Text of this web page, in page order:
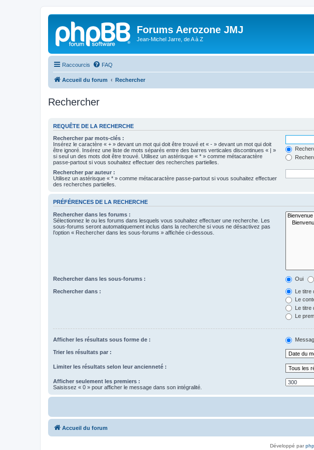
Forums Aerozone JMJ
Jean-Michel Jarre, de A à Z
Raccourcis FAQ
Accueil du forum Rechercher
Rechercher
REQUÊTE DE LA RECHERCHE
Rechercher par mots-clés :
Insérez le caractère « + » devant un mot qui doit être trouvé et « - » devant un mot qui doit
être ignoré. Insérez une liste de mots séparés entre des barres verticales discontinues « | »
si seul un des mots doit être trouvé. Utilisez un astérisque « * » comme métacaractère
passe-partout si vous souhaitez effectuer des recherches partielles.
Rechercher par auteur :
Utilisez un astérisque « * » comme métacaractère passe-partout si vous souhaitez effectuer
des recherches partielles.
PRÉFÉRENCES DE LA RECHERCHE
Rechercher dans les forums :
Sélectionnez le ou les forums dans lesquels vous souhaitez effectuer une recherche. Les
sous-forums seront automatiquement inclus dans la recherche si vous ne désactivez pas
l’option « Rechercher dans les sous-forums » affichée ci-dessous.
Rechercher dans les sous-forums : Oui
Rechercher dans :
Le titre
Le
Le titre
Le
Afficher les résultats sous forme de :
Trier les résultats par :
Limiter les résultats selon leur ancienneté :
Afficher seulement les premiers :
Saisissez « 0 » pour afficher le message dans son intégralité.
Accueil du forum
Développé par